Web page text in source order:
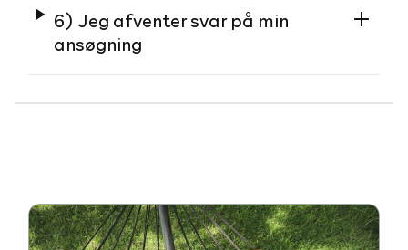
6) Jeg afventer svar på min
ansøgning